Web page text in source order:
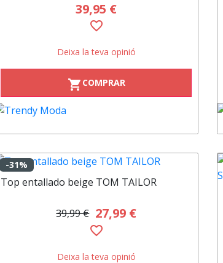
39,95 €
favorite_border
Deixa la teva opinió
shopping_cart COMPRAR
Top entallado beige TOM TAILOR
-31%
39,99 € 27,99 €
favorite_border
Deixa la teva opinió